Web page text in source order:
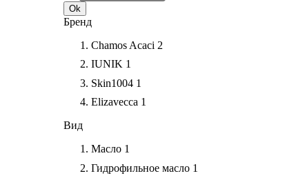
Ok
Бренд
Chamos Acaci 2
IUNIK 1
Skin1004 1
Elizavecca 1
Вид
Масло 1
Гидрофильное масло 1